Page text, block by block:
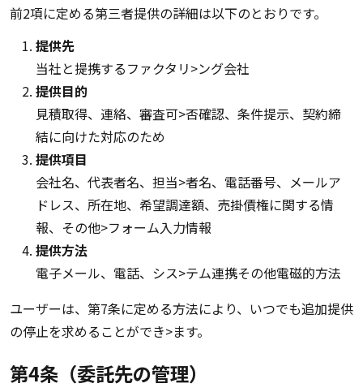
前2項に定める第三者提供の詳細は以下のとおりです。
提供先
当社と提携するファクタリ>ング会社
提供目的
見積取得、連絡、審査可>否確認、条件提示、契約締
結に向けた対応のため
提供項目
会社名、代表者名、担当>者名、電話番号、メールア
ドレス、所在地、希望調達額、売掛債権に関する情
報、その他>フォーム入力情報
提供方法
電子メール、電話、シス>テム連携その他電磁的方法
ユーザーは、第7条に定める方法により、いつでも追加提供
の停止を求めることができ>ます。
第4条（委託先の管理）